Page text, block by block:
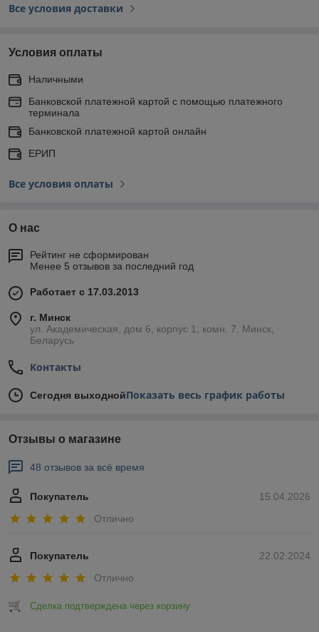
Все условия доставки
Условия оплаты
Наличными
Банковской платежной картой с помощью платежного
терминала
Банковской платежной картой онлайн
ЕРИП
Все условия оплаты
О нас
Рейтинг не сформирован
Менее 5 отзывов за последний год
Работает с 17.03.2013
г. Минск
ул. Академическая, дом 6, корпус 1, комн. 7, Минск,
Беларусь
Контакты
Сегодня выходнойПоказать весь график работы
Отзывы о магазине
48 отзывов за всё время
15.04.2026
Покупатель
Отлично
22.02.2024
Покупатель
Отлично
Сделка подтверждена через корзину